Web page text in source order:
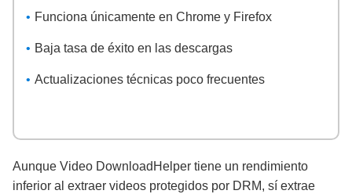
Funciona únicamente en Chrome y Firefox
Baja tasa de éxito en las descargas
Actualizaciones técnicas poco frecuentes
Aunque Video DownloadHelper tiene un rendimiento
inferior al extraer videos protegidos por DRM, sí extrae